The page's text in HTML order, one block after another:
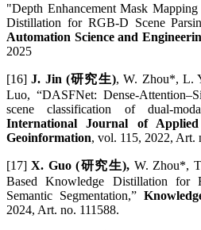
"Depth Enhancement Mask
Distillation for RGB-D Scene
Automation Science and
2025
[16]J. Jin (研究生), W. Zhou*, L.
Luo, “DASFNet: Dense-
scene classification of dual-
International Journal of
Geoinformation, vol. 115, 2022, Art.
[17]X. Guo (研究生), W. Zhou*,
Based Knowledge Distillation for
Semantic Segmentation,”
2024, Art. no. 111588.